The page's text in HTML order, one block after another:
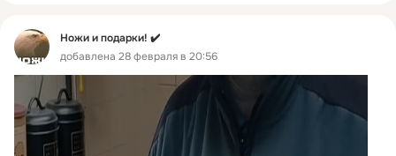
Ножи и подарки! ✔️
добавлена 28 февраля в 20:56